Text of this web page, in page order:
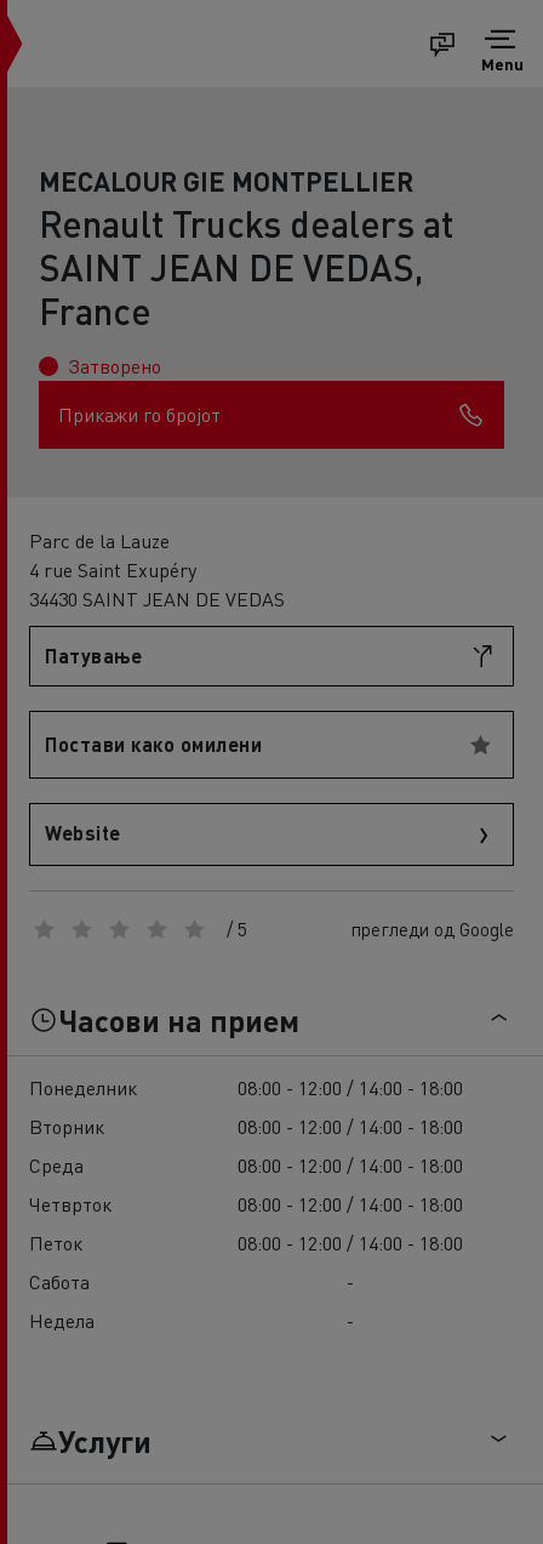
Menu
MECALOUR GIE MONTPELLIER
Renault Trucks dealers at
SAINT JEAN DE VEDAS,
France
Затворено
Прикажи го бројот
Parc de la Lauze
4 rue Saint Exupéry
34430 SAINT JEAN DE VEDAS
Патување
Постави како омилени
Website
/ 5 прегледи од Google
Часови на прием
Понеделник
08:00 - 12:00 / 14:00 - 18:00
Вторник
08:00 - 12:00 / 14:00 - 18:00
Среда
08:00 - 12:00 / 14:00 - 18:00
Четврток
08:00 - 12:00 / 14:00 - 18:00
Петок
08:00 - 12:00 / 14:00 - 18:00
Сабота
-
Недела
-
Услуги